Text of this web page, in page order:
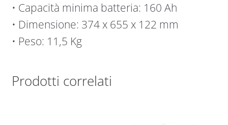
• Capacità minima batteria: 160 Ah
• Dimensione: 374 x 655 x 122 mm
• Peso: 11,5 Kg
Prodotti correlati